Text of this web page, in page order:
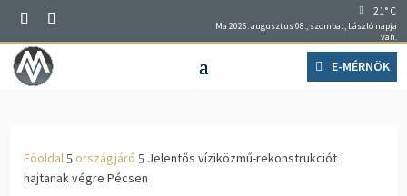
21° C
Ma 2026. augusztus 08., szombat, László napja
van.
E-MÉRNÖK
Főoldal 5 országjáró 5 Jelentős víziközmű-rekonstrukciót
hajtanak végre Pécsen